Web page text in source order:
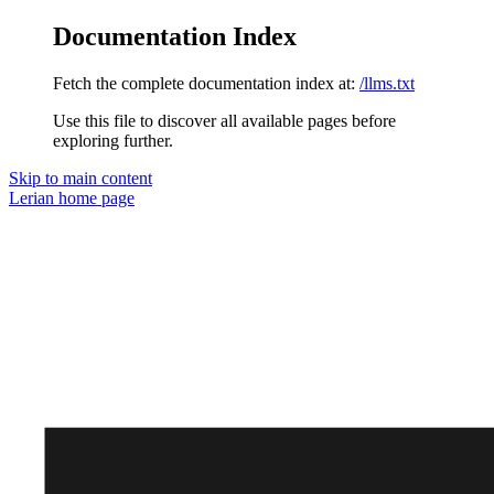
Documentation Index
Fetch the complete documentation index at: /llms.txt
Use this file to discover all available pages before
exploring further.
Skip to main content
Lerian home page